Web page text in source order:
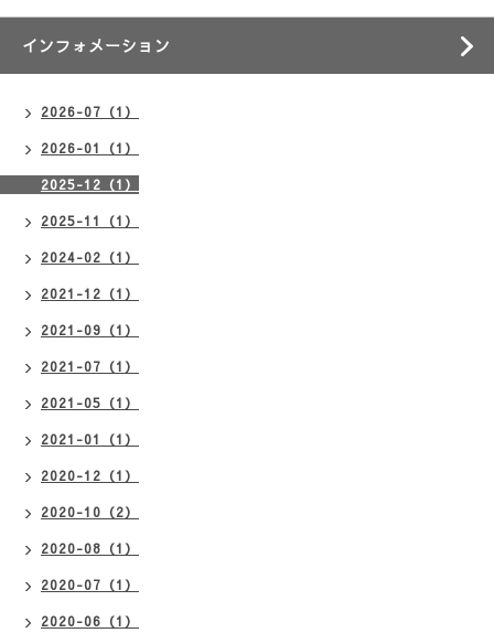
インフォメーション
2026-07（1）
2026-01（1）
2025-12（1）
2025-11（1）
2024-02（1）
2021-12（1）
2021-09（1）
2021-07（1）
2021-05（1）
2021-01（1）
2020-12（1）
2020-10（2）
2020-08（1）
2020-07（1）
2020-06（1）